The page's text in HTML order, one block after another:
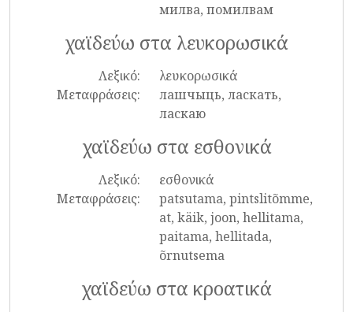
милва, помилвам
χαϊδεύω στα λευκορωσικά
Λεξικό:
λευκορωσικά
Μεταφράσεις:
лашчыць, ласкать,
ласкаю
χαϊδεύω στα εσθονικά
Λεξικό:
εσθονικά
Μεταφράσεις:
patsutama, pintslitõmme,
at, käik, joon, hellitama,
paitama, hellitada,
õrnutsema
χαϊδεύω στα κροατικά